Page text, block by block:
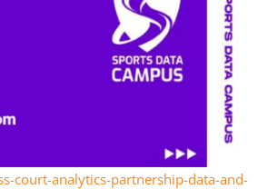
court-analytics-partnership-data-and-